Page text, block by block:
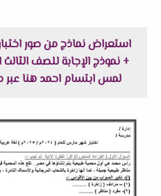
استعراض نماذج من صور
لمس ابتسام احمد هنا عبر